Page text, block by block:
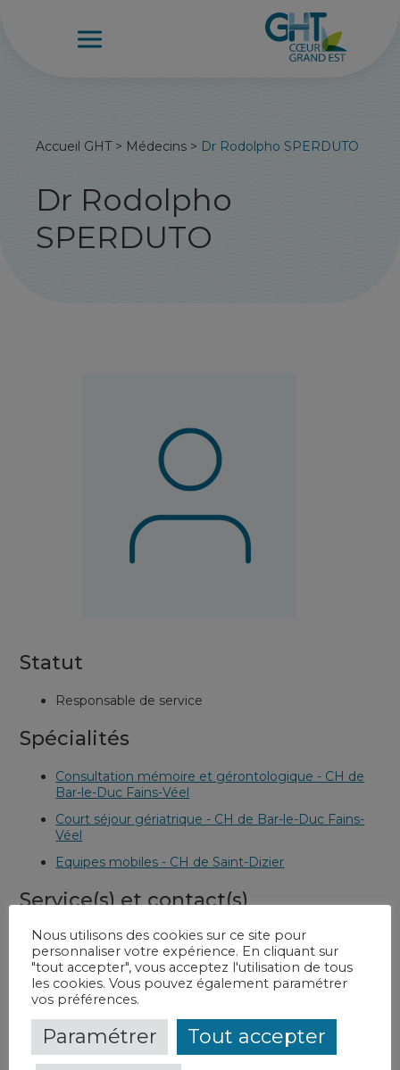
Accueil GHT> Médecins > Dr Rodolpho SPERDUTO
Dr Rodolpho
SPERDUTO
Statut
Responsable de service
Spécialités
Consultation mémoire et gérontologique - CH de
Bar-le-Duc Fains-Véel
Court séjour gériatrique - CH de Bar-le-Duc Fains-
Véel
Equipes mobiles - CH de Saint-Dizier
Service(s) et contact(s)
Consultations mémoire -CH de Bar-le-Duc Fains-
Véel
Court séjour gériatrique-CH de Bar-le-Duc Fains-
Véel
Equipe mobile de soins palliatifs-CH de Saint-Dizier
Nous utilisons des cookies sur ce site pour
personnaliser votre expérience. En cliquant sur
"tout accepter", vous acceptez l'utilisation de tous
les cookies. Vous pouvez également paramétrer
vos préférences.
Paramétrer
Tout accepter